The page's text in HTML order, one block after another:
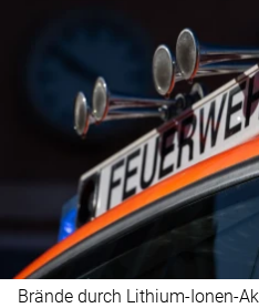
Brände durch Lithium-Ionen-